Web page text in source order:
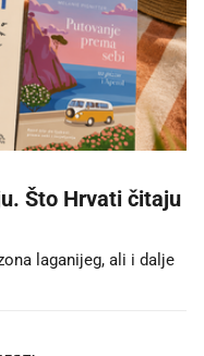
Što Hrvati čitaju
laganijeg, ali i dalje